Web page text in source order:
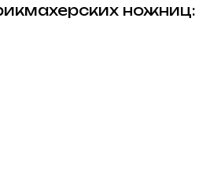
ножниц: